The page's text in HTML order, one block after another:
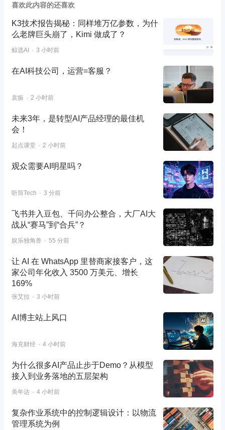
喜欢此内容的还喜欢
K3技术报告揭秘：同样堆万亿参数，为什
么老牌巨头崩了，Kimi 做成了？
鲸选AI 3 小时前
在AI科技公司，运营=客服？
袁振 2 小时前
未来3年，是转型AI产品经理的最佳机
会！
起点课堂 2 小时前
观众需要AI明星吗？
听筒Tech 3 分前
飞书并入豆包、千问办公整合，大厂AI大
战从“赛马”到“合兵”？
娱乐独角兽 55 分前
让 AI 在 WhatsApp 里替商家接客户，这
家公司年化收入 3500 万美元、增长
169%
张艾拉 3 小时前
AI博主站上风口
海克财经 4 小时前
为什么很多AI产品止步于Demo？从模型
接入到业务落地的五层架构
美年达 4 小时前
复杂作业系统中的控制逻辑设计：以物流
管理系统为例